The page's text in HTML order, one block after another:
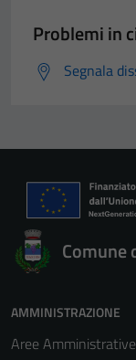
Problemi in
Segnala
Comune
AMMINISTRAZIONE
Aree Amministrative